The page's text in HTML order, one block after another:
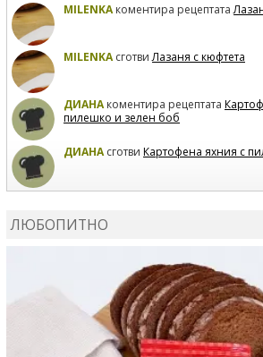
MILENKAкоментира рецептата
MILENKAсготвиЛазаня с кюфтета
ДИАНАкоментира рецептата
пилешко и зелен боб
ДИАНАсготви Картофена яхния с
ЛЮБОПИТНО